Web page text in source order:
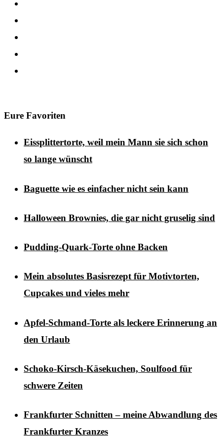
Eure Favoriten
Eissplittertorte, weil mein Mann sie sich schon
so lange wünscht
Baguette wie es einfacher nicht sein kann
Halloween Brownies, die gar nicht gruselig sind
Pudding-Quark-Torte ohne Backen
Mein absolutes Basisrezept für Motivtorten,
Cupcakes und vieles mehr
Apfel-Schmand-Torte als leckere Erinnerung an
den Urlaub
Schoko-Kirsch-Käsekuchen, Soulfood für
schwere Zeiten
Frankfurter Schnitten – meine Abwandlung des
Frankfurter Kranzes